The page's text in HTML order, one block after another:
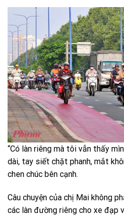
“Có làn riêng mà tôi vẫn thấy
dài, tay siết chặt phanh, mắt
chen chúc bên cạnh.
Câu chuyện của chị Mai không
các làn đường riêng cho xe đạp